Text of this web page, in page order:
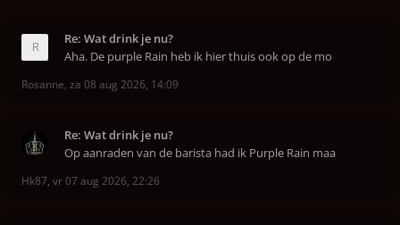
Re: Wat drink je nu?
Aha. De purple Rain heb ik hier thuis ook op de mo
Rosanne, za 08 aug 2026, 14:09
Re: Wat drink je nu?
Op aanraden van de barista had ik Purple Rain maa
Hk87, vr 07 aug 2026, 22:26